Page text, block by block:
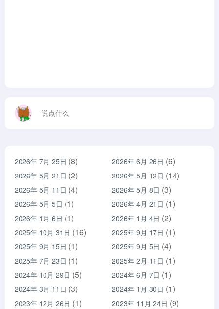
说点什么
2026年 7月 25日 (8) 2026年 6月 26日 (6)
2026年 5月 21日 (2) 2026年 5月 12日 (14)
2026年 5月 11日 (4) 2026年 5月 8日 (3)
2026年 5月 5日 (1) 2026年 4月 21日 (1)
2026年 1月 6日 (1) 2026年 1月 4日 (2)
2025年 10月 31日 (16) 2025年 9月 17日 (1)
2025年 9月 15日 (1) 2025年 9月 5日 (4)
2025年 7月 23日 (1) 2025年 2月 11日 (1)
2024年 10月 29日 (5) 2024年 6月 7日 (1)
2024年 3月 11日 (3) 2024年 1月 30日 (1)
2023年 12月 26日 (1) 2023年 11月 24日 (9)